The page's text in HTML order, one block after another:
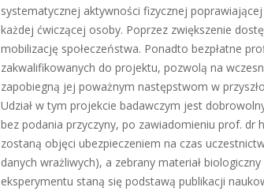
systematycznej aktywności fizycznej
każdej ćwiczącej osoby. Poprzez zwiększenie
mobilizację społeczeństwa. Ponadto bezpłatne
zakwalifikowanych do projektu, pozwolą na
zapobiegną jej poważnym następstwom w
Udział w tym projekcie badawczym jest
bez podania przyczyny, po zawiadomieniu prof. dr
zostaną objęci ubezpieczeniem na czas
danych wrażliwych), a zebrany materiał
eksperymentu staną się podstawą publikacji